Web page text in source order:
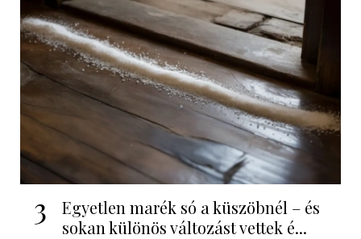
3
Egyetlen marék só a küszöbnél – és
sokan különös változást vettek é...